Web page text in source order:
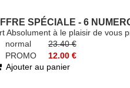
SPÉCIALE - 6
Absolument à le plaisir de vous
normal
23.40 €
PROMO
12.00 €
Ajouter au panier